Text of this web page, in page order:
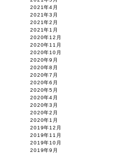
2021年4月
2021年3月
2021年2月
2021年1月
2020年12月
2020年11月
2020年10月
2020年9月
2020年8月
2020年7月
2020年6月
2020年5月
2020年4月
2020年3月
2020年2月
2020年1月
2019年12月
2019年11月
2019年10月
2019年9月